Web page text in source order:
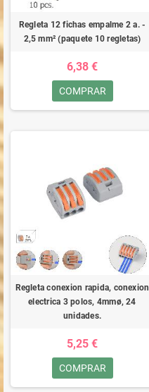
Regleta 12 fichas empalme 2 a. -
2,5 mm² (paquete 10 regletas)
6,38 €
COMPRAR
Regleta conexion rapida, conexion
electrica 3 polos, 4mmø, 24
unidades.
5,25 €
COMPRAR